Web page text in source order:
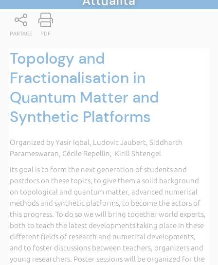
PARTAGE PDF
Topology and
Fractionalisation in
Quantum Matter and
Synthetic Platforms
Organized by Yasir Iqbal, Ludovic Jaubert, Siddharth
Parameswaran, Cécile Repellin, Kirill Shtengel
Its goal is to form the next generation of students and
postdocs on these topics, to give them a solid background
on topological and quantum matter, advanced numerical
methods and synthetic platforms, to become the actors of
this progress. To do so we will bring together world experts,
both to teach the latest developments taking place in these
different fields of research and numerical developments,
and to foster discussions between teachers, organizers and
young researchers. Poster sessions will be organized for the